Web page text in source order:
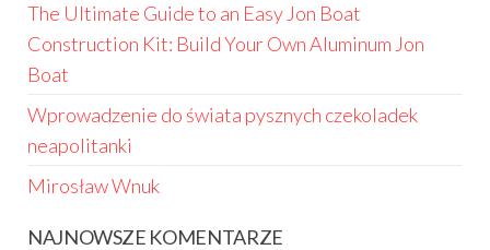
The Ultimate Guide to an Easy Jon Boat
Construction Kit: Build Your Own Aluminum Jon
Boat
Wprowadzenie do świata pysznych czekoladek
neapolitanki
Mirosław Wnuk
NAJNOWSZE KOMENTARZE